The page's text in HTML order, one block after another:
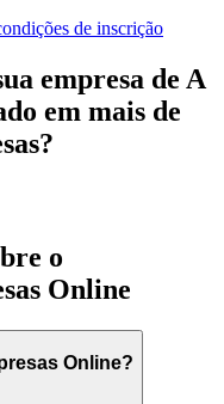
de inscrição
empresa de A
em mais de
o
Online
Online?